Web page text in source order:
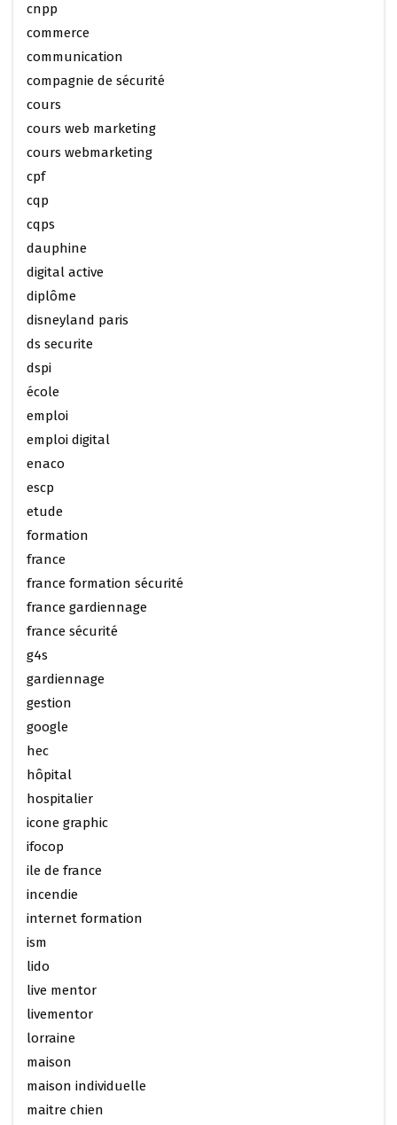
cnpp
commerce
communication
compagnie de sécurité
cours
cours web marketing
cours webmarketing
cpf
cqp
cqps
dauphine
digital active
diplôme
disneyland paris
ds securite
dspi
école
emploi
emploi digital
enaco
escp
etude
formation
france
france formation sécurité
france gardiennage
france sécurité
g4s
gardiennage
gestion
google
hec
hôpital
hospitalier
icone graphic
ifocop
ile de france
incendie
internet formation
ism
lido
live mentor
livementor
lorraine
maison
maison individuelle
maitre chien